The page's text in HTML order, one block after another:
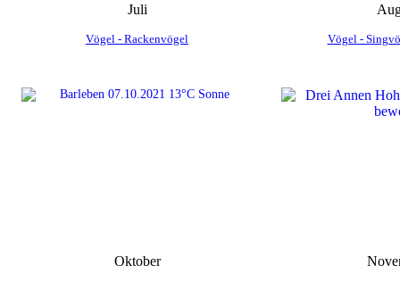
Juli
Vögel - Rackenvögel Vögel -
Oktober